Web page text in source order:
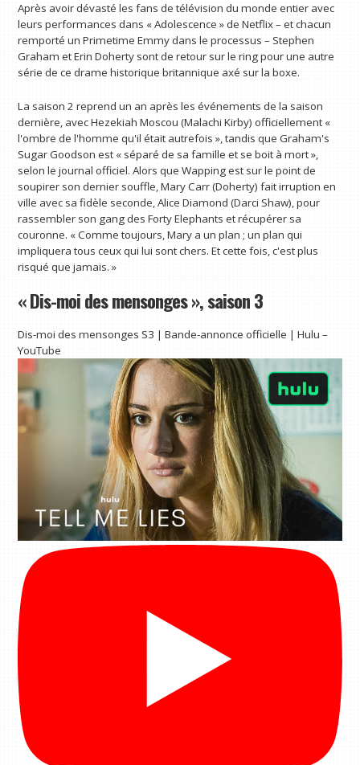
Après avoir dévasté les fans de télévision du monde entier avec
leurs performances dans « Adolescence » de Netflix – et chacun
remporté un Primetime Emmy dans le processus – Stephen
Graham et Erin Doherty sont de retour sur le ring pour une autre
série de ce drame historique britannique axé sur la boxe.
La saison 2 reprend un an après les événements de la saison
dernière, avec Hezekiah Moscou (Malachi Kirby) officiellement «
l'ombre de l'homme qu'il était autrefois », tandis que Graham's
Sugar Goodson est « séparé de sa famille et se boit à mort »,
selon le journal officiel. Alors que Wapping est sur le point de
soupirer son dernier souffle, Mary Carr (Doherty) fait irruption en
ville avec sa fidèle seconde, Alice Diamond (Darci Shaw), pour
rassembler son gang des Forty Elephants et récupérer sa
couronne. « Comme toujours, Mary a un plan ; un plan qui
impliquera tous ceux qui lui sont chers. Et cette fois, c'est plus
risqué que jamais. »
« Dis-moi des mensonges », saison 3
Dis-moi des mensonges S3 | Bande-annonce officielle | Hulu –
YouTube